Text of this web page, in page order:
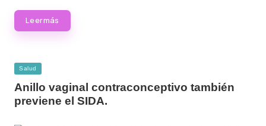
Leer más
Publicada
Salud
Anillo vaginal contraconceptivo también
previene el SIDA.